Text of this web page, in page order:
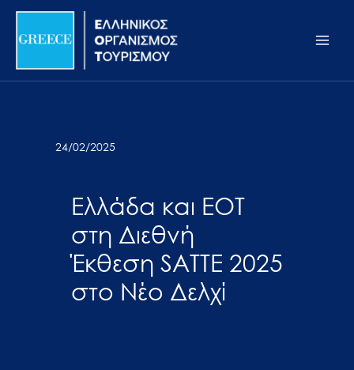
Σημείωση:
ιστότοπος
προσβασιμότητας.
Μετάβαση
περιεχόμενο
24/02/2025
Ελλάδα και ΕΟΤ
στη Διεθνή
Έκθεση SATTE 2025
στο Νέο Δελχί